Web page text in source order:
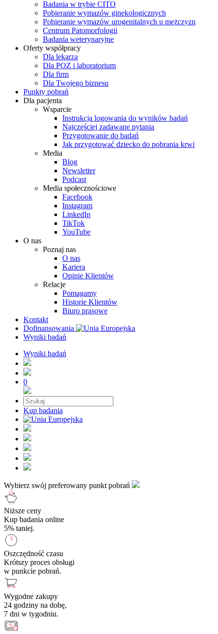
Badania w trybie CITO
Pobieranie wymazów ginekologicznych
Pobieranie wymazów urogenitalnych u mężczyzn
Centrum Patomorfologii
Badania weterynaryjne
Oferty współpracy
Dla lekarza
Dla POZ i laboratorium
Dla firm
Dla Twojego biznesu
Punkty pobrań
Dla pacjenta
Wsparcie
Instrukcja logowania do wyników badań
Najczęściej zadawane pytania
Przygotowanie do badań
Jak przygotować dziecko do pobrania krwi
Media
Blog
Newsletter
Podcast
Media społecznościowe
Facebook
Instagram
LinkedIn
TikTok
YouTube
O nas
Poznaj nas
O nas
Kariera
Opinie Klientów
Relacje
Pomagamy
Historie Klientów
Biuro prasowe
Kontakt
Dofinansowania
Wyniki badań
Wyniki badań
0
Kup badania
Wybierz swój preferowany punkt pobrań
Niższe ceny
Kup badania online
5% taniej.
Oszczędność czasu
Krótszy proces obsługi
w punkcie pobrań.
Wygodne zakupy
24 godziny na dobę,
7 dni w tygodniu.